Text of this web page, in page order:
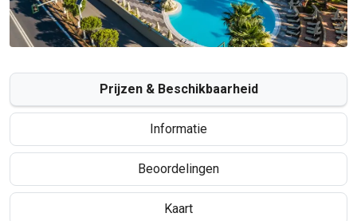
Prijzen & Beschikbaarheid
Informatie
Beoordelingen
Kaart